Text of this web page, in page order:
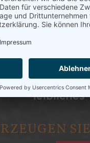
und
Braun
in
leibliches